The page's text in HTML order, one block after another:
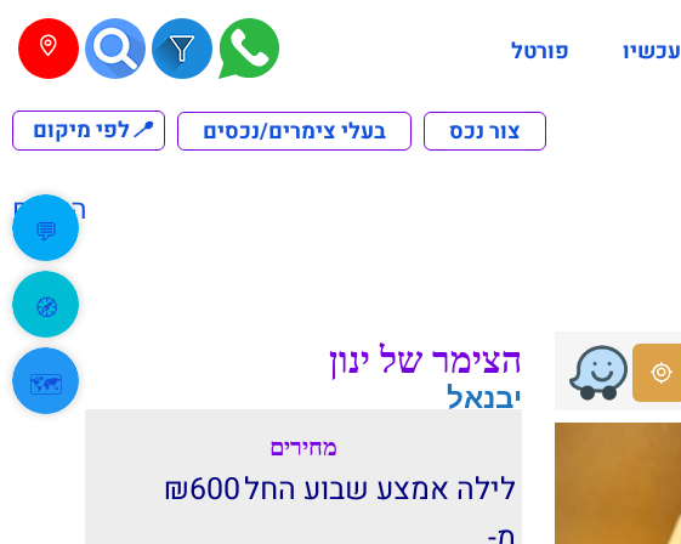
עכשיו פורטל
צור נכס בעלי צימרים/נכסים 📍לפי מיקום
הקודם
הצימר של ינון
יבנאל
מחירים
לילה אמצע שבוע החל600
₪
💬
🧭
🗺️